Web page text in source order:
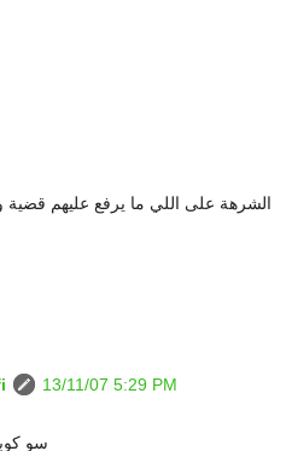
الشرهة على اللي ما يرفع عليهم
13/11/07 5:29 PM
سو